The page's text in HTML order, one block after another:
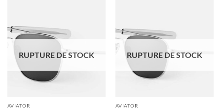
RUPTURE DE STOCK
AVIATOR
RUPTURE DE STOCK
AVIATOR